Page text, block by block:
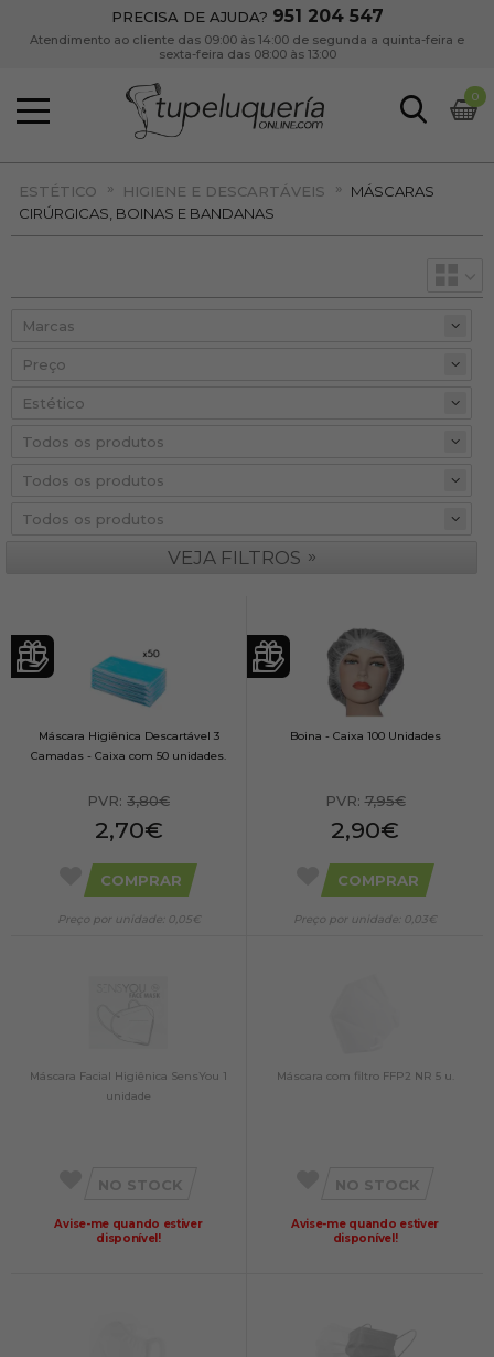
PRECISA DE AJUDA? 951 204 547
Atendimento ao cliente das 09:00 às 14:00 de segunda a quinta-feira e
sexta-feira das 08:00 às 13:00
0
ESTÉTICO » HIGIENE E DESCARTÁVEIS » MÁSCARAS
CIRÚRGICAS, BOINAS E BANDANAS
Preço
VEJA FILTROS »
Máscara Higiênica Descartável 3
Camadas - Caixa com 50 unidades.
PVR: 3,80€
2,70€
COMPRAR
Preço por unidade: 0,05€
Boina - Caixa 100 Unidades
PVR:7,95€
2,90€
COMPRAR
Preço por unidade: 0,03€
Máscara Facial Higiênica SensYou 1
unidade
NO STOCK
Avise-me quando estiver
disponível!
Máscara com filtro FFP2 NR 5 u.
NO STOCK
Avise-me quando estiver
disponível!